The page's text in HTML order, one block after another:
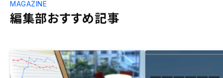
編集部おすすめ記事
MAGAZINE